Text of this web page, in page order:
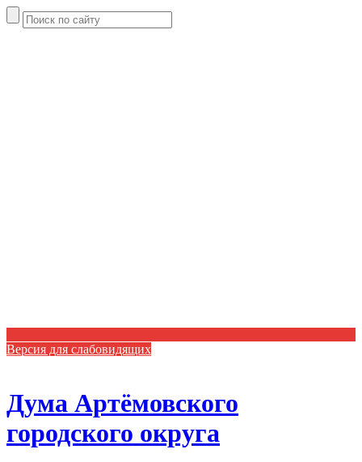
Версия для слабовидящих
Дума Артёмовского
городского округа